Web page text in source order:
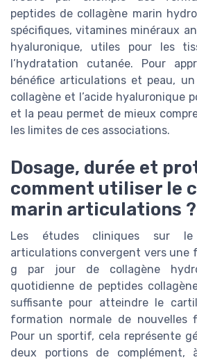
peptides de collagène marin
spécifiques, vitamines minéraux
hyaluronique, utiles pour les
l’hydratation cutanée. Pour
bénéfice articulations et peau,
collagène et l’acide hyaluronique
et la peau permet de mieux
les limites de ces associations.
Dosage, durée et
comment utiliser le
marin articulations ?
Les études cliniques sur le
articulations convergent vers une
g par jour de collagène
quotidienne de peptides
suffisante pour atteindre le
formation normale de nouvelles
Pour un sportif, cela représente
deux portions de complément,